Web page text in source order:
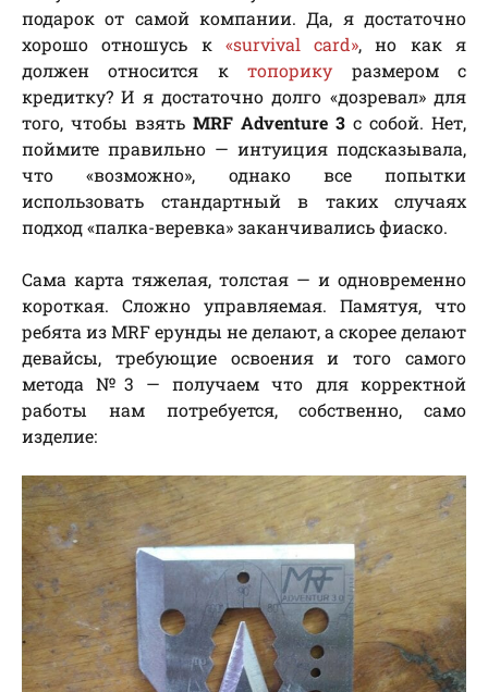
подарок от самой компании. Да, я достаточно
хорошо отношусь к «survival card», но как я
должен относится ктопорику размером с
кредитку? И я достаточно долго «дозревал» для
того, чтобы взять MRF Adventure 3 с собой. Нет,
поймите правильно — интуиция подсказывала,
что «возможно», однако все попытки
использовать стандартный в таких случаях
подход «палка-веревка» заканчивались фиаско.
Сама карта тяжелая, толстая — и одновременно
короткая. Сложно управляемая. Памятуя, что
ребята из MRF ерунды не делают, а скорее делают
девайсы, требующие освоения и того самого
метода №3 — получаем что для корректной
работы нам потребуется, собственно, само
изделие: